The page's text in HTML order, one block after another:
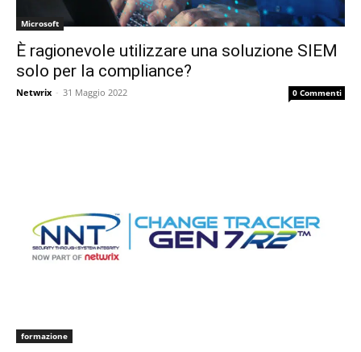
Microsoft
È ragionevole utilizzare una soluzione SIEM
solo per la compliance?
Netwrix - 31 Maggio 2022 0 Commenti
formazione